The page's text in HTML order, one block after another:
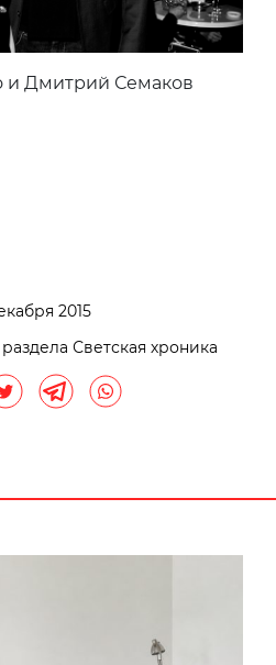
и Дмитрий Семаков
2015
Светская хроника